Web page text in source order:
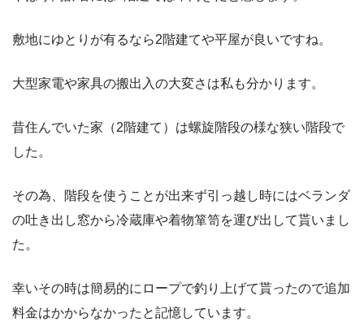
敷地にゆとりが有るなら2階建てや平屋が良いですね。
大型家電や家具の搬出入の大変さは私も分かります。
昔住んでいた家（2階建て）は螺旋階段の様な狭い階段で
した。
その為、階段を使うことが出来ず引っ越し時にはベランダ
の吐き出し窓から冷蔵庫や着物箪笥を運び出して貰いまし
た。
幸いその時は簡易的にロープで釣り上げて貰ったので追加
料金はかからなかったと記憶しています。